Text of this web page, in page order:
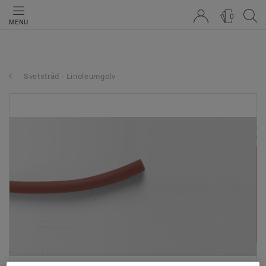
MENU
0
Svetstråd - Linoleumgolv